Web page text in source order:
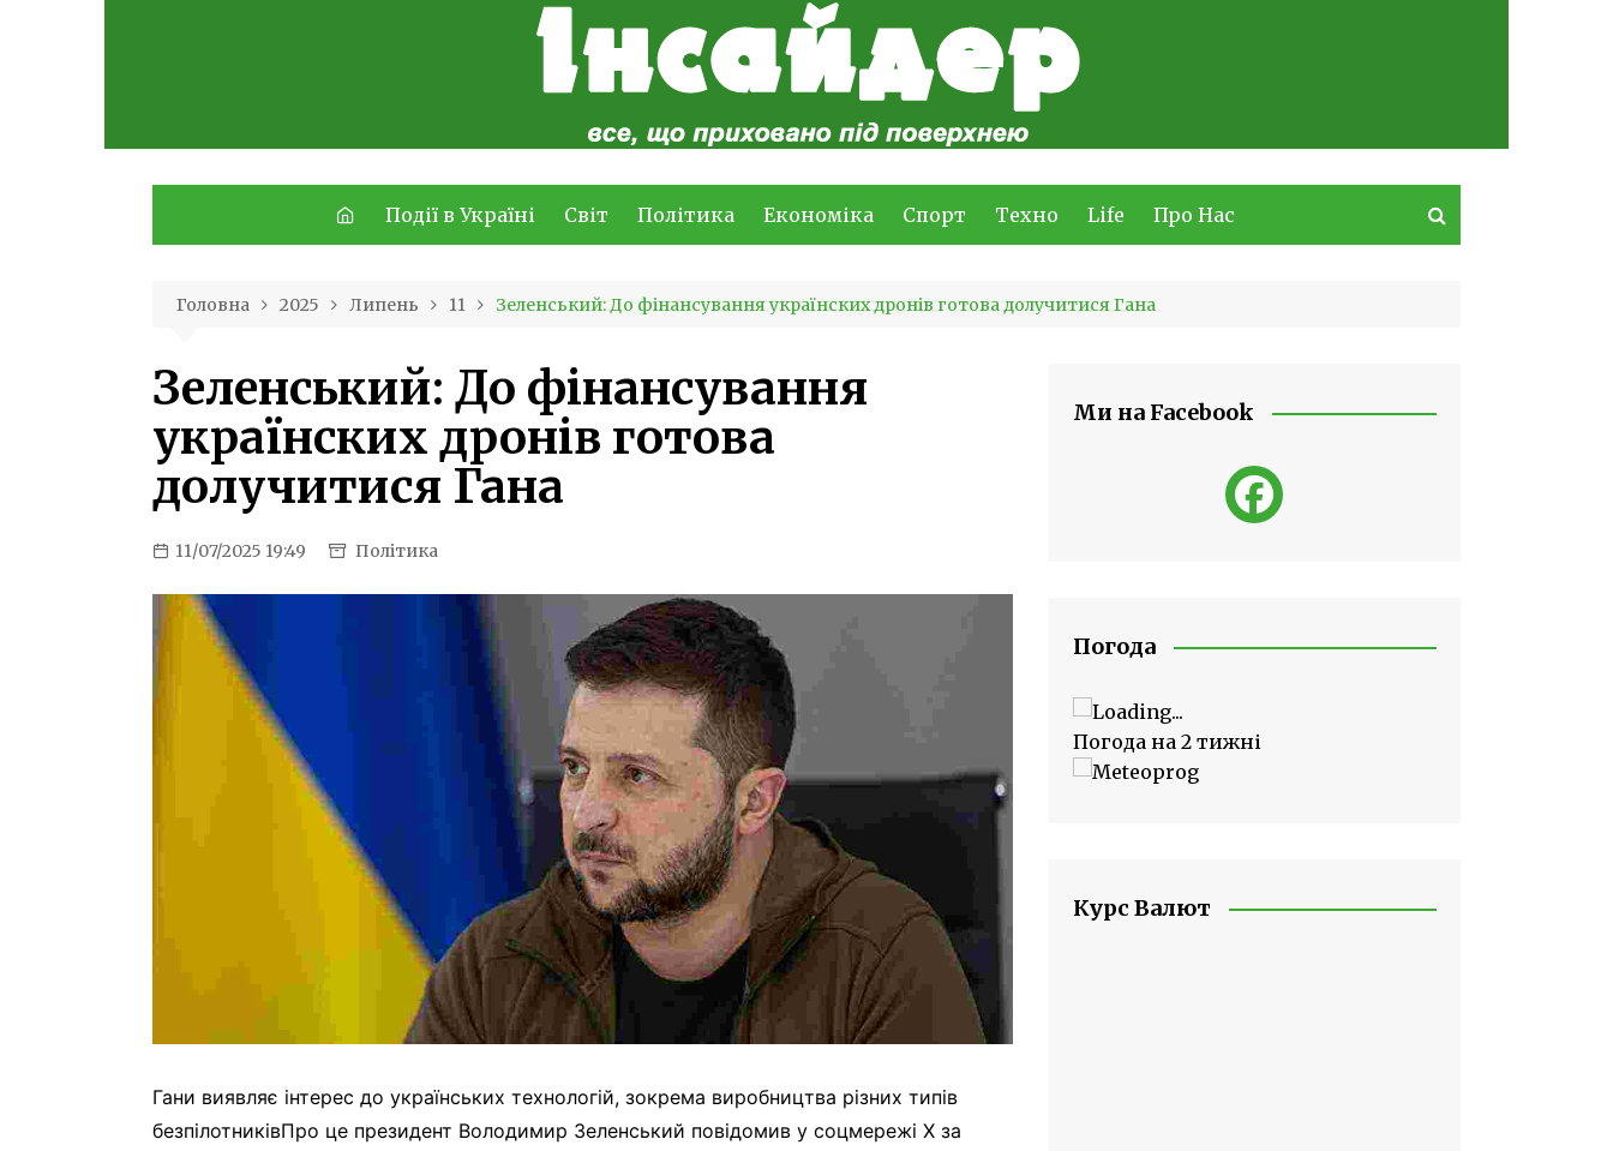
Події в Україні Світ Політика Економіка Спорт Техно Life Про Нас
Головна 2025 Липень 11 Зеленський: До фінансування українских дронів готова долучитися Гана
Зеленський: До фінансування
українских дронів готова
долучитися Гана
11/07/2025 19:49 Політика
Гани виявляє інтерес до українських технологій, зокрема виробництва різних типів
безпілотниківПро це президент Володимир Зеленський повідомив у соцмережі X за
Ми на Facebook
Погода
Погода на 2 тижні
Курс Валют